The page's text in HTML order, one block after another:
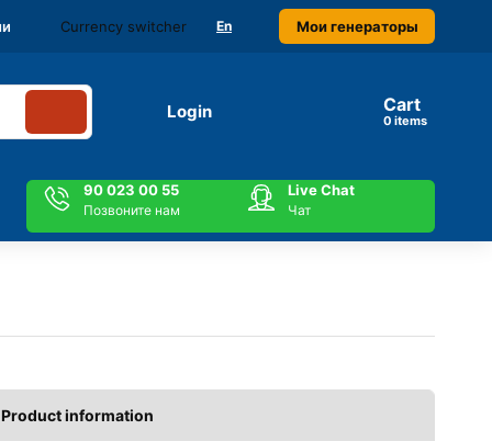
Currency switcher En Мои генераторы
Login Cart
items
90 023 00 55
Позвоните нам
Live Chat
Чат
Product information